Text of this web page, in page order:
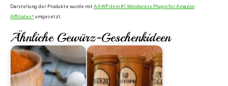
Darstellung der Produkte wurde mitAAWP dem #1 Wordpress Plugin für Amazon
Affiliates*umgesetzt.
Ähnliche Gewürz-Geschenkideen